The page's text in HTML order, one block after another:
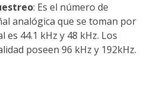
: Es el número de
analógica que se toman por
44.1 kHz y 48 kHz. Los
poseen 96 kHz y 192kHz.